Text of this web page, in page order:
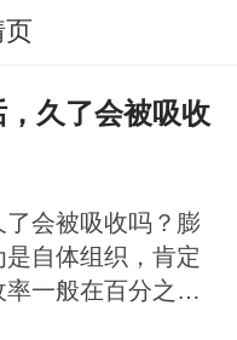
页
久了会被吸收
会被吸收吗？膨
自体组织，肯定
一般在百分之二